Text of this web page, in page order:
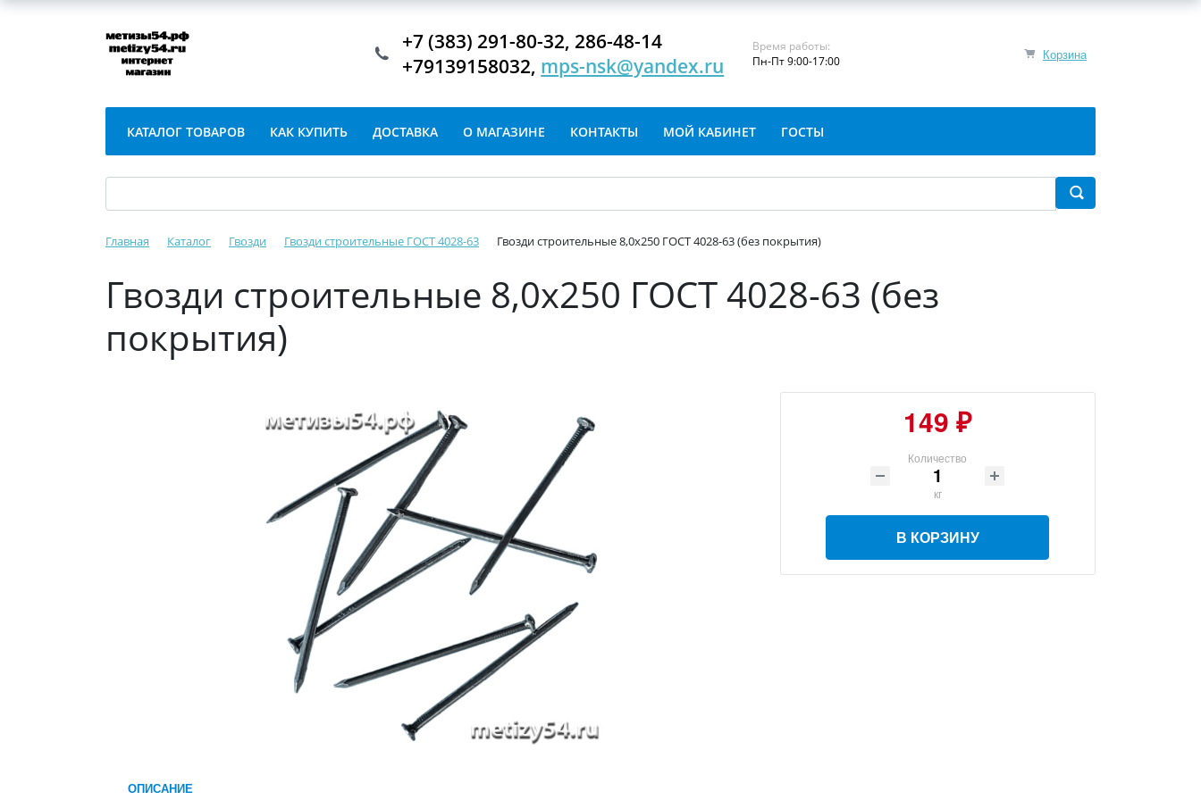
Корзина
+7 (383) 291-80-32, 286-48-14
+79139158032, mps-nsk@yandex.ru
Время работы:
Пн-Пт 9:00-17:00
КАТАЛОГ ТОВАРОВ КАК КУПИТЬ ДОСТАВКА О МАГАЗИНЕ КОНТАКТЫ МОЙ КАБИНЕТ ГОСТЫ
Главная Каталог Гвозди Гвозди строительные ГОСТ 4028-63 Гвозди строительные 8,0х250 ГОСТ 4028-63 (без покрытия)
Гвозди строительные 8,0х250 ГОСТ 4028-63 (без
покрытия)
149 ₽
Количество
кг
В КОРЗИНУ
ОПИСАНИЕ